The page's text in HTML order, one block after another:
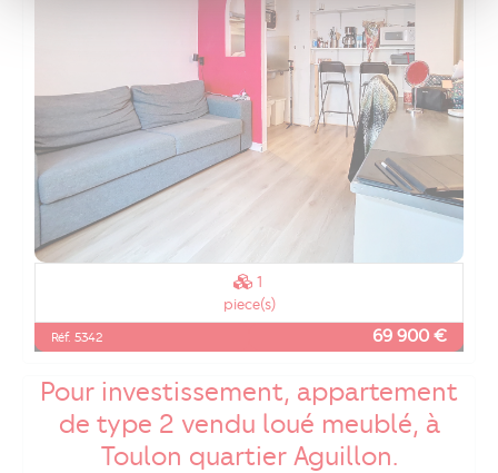
1
piece(s)
Réf. 5342 69 900 €
Pour investissement, appartement
de type 2 vendu loué meublé, à
Toulon quartier Aguillon.